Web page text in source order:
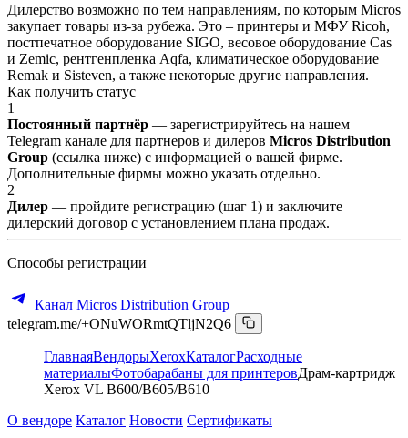
Дилерство возможно по тем направлениям, по которым Micros
закупает товары из-за рубежа. Это – принтеры и МФУ Ricoh,
постпечатное оборудование SIGO, весовое оборудование Cas
и Zemic, рентгенпленка Aqfa, климатическое оборудование
Remak и Sisteven, а также некоторые другие направления.
Как получить статус
1
Постоянный партнёр — зарегистрируйтесь на нашем
Telegram канале для партнеров и дилеров Micros Distribution
Group (ссылка ниже) с информацией о вашей фирме.
Дополнительные фирмы можно указать отдельно.
2
Дилер — пройдите регистрацию (шаг 1) и заключите
дилерский договор с установлением плана продаж.
Способы регистрации
Канал Micros Distribution Group
telegram.me/+ONuWORmtQTljN2Q6
ГлавнаяВендорыXeroxКаталогРасходные
материалыФотобарабаны для принтеровДрам-картридж
Xerox VL B600/B605/B610
О вендоре Каталог Новости Сертификаты